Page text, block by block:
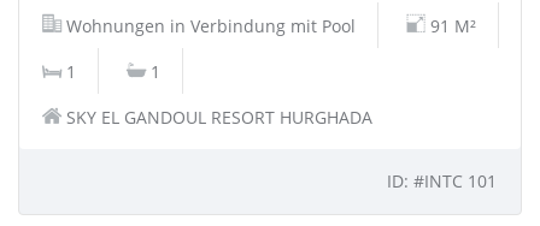
Wohnungen in Verbindung mit Pool
91 M²
1
1
SKY EL GANDOUL RESORT HURGHADA
ID: #INTC 101